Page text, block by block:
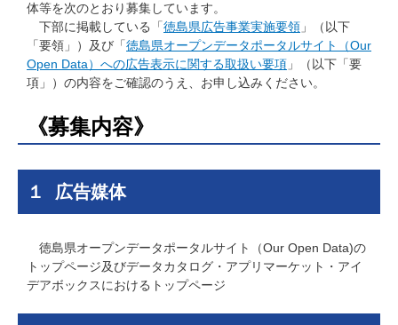
体等を次のとおり募集しています。
下部に掲載している「徳島県広告事業実施要領 」（以下
「要領」）及び「徳島県オープンデータポータルサイト（Our
Open Data）への広告表示に関する取扱い要項 」（以下「要
項」）の内容をご確認のうえ、お申し込みください。
《募集内容》
１ 広告媒体
徳島県オープンデータポータルサイト（Our Open Data)の
トップページ及びデータカタログ・アプリマーケット・アイ
デアボックスにおけるトップページ